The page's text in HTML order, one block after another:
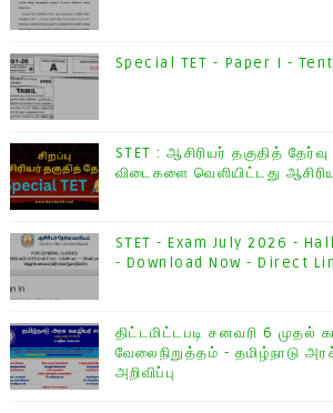
Special TET - Paper I -
STET : ஆசிரியர் தகுதித்
விடைகளை வெளியிட்டது
STET - Exam July 2026 -
- Download Now - Direct
திட்டமிட்டபடி சனவரி 6 முதல்
வேலைநிறுத்தம் - தமிழ்நாடு
அறிவிப்பு